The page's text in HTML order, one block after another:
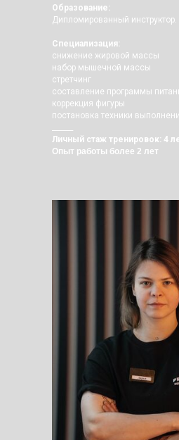
Образование:
Дипломированный инструктор.
Специализация:
снижение жировой массы
набор мышечной массы
стретчинг
составление программы
коррекция фигуры
постановка техники
Личный стаж тренировок: 4
Опыт работы более 2 лет